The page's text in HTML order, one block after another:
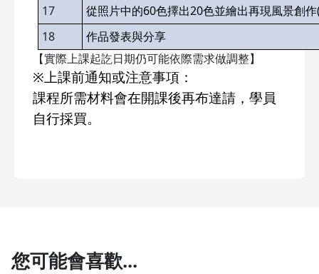
17
從照片中的60色擇出20色並繪出再現風景創作
18
作品發表與分享
【實際上課起訖日期仍可能依際需求做調整】
※ 上課前通知或注意事項：
課程所需材料會在開課後再布達請 ， 學員
自行採買。
您可能會喜歡...